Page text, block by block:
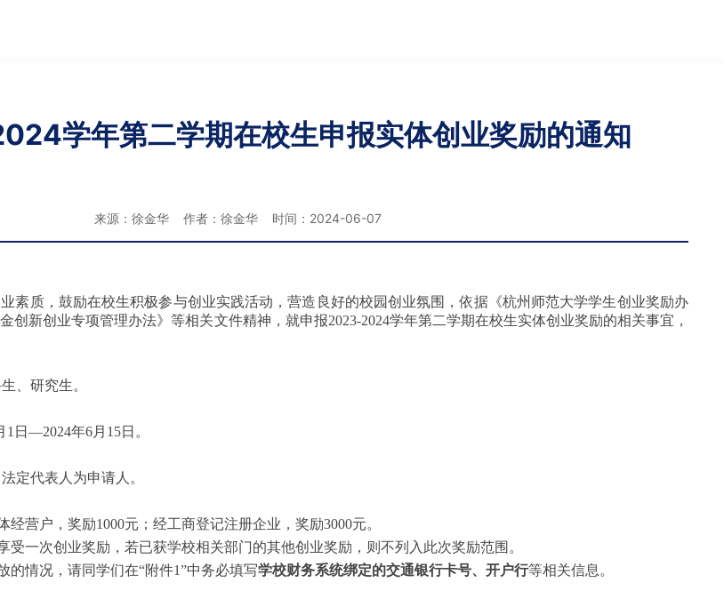
学年第二学期在校生申报实体创业奖励的通知
来源：徐金华 作者：徐金华 时间：2024-06-07
素质，鼓励在校生积极参与创业实践活动，营造良好的校园创业氛围，依据《杭州师范大学学生创业奖励办
创新创业专项管理办法》等相关文件精神，就申报2023-2024学年第二学期在校生实体创业奖励的相关事宜，
、研究生。
1日—2024年6月15日。
定代表人为申请人。
经营户，奖励1000元；经工商登记注册企业，奖励3000元。
受一次创业奖励，若已获学校相关部门的其他创业奖励，则不列入此次奖励范围。
的情况，请同学们在“附件1”中务必填写学校财务系统绑定的交通银行卡号、开户行等相关信息。